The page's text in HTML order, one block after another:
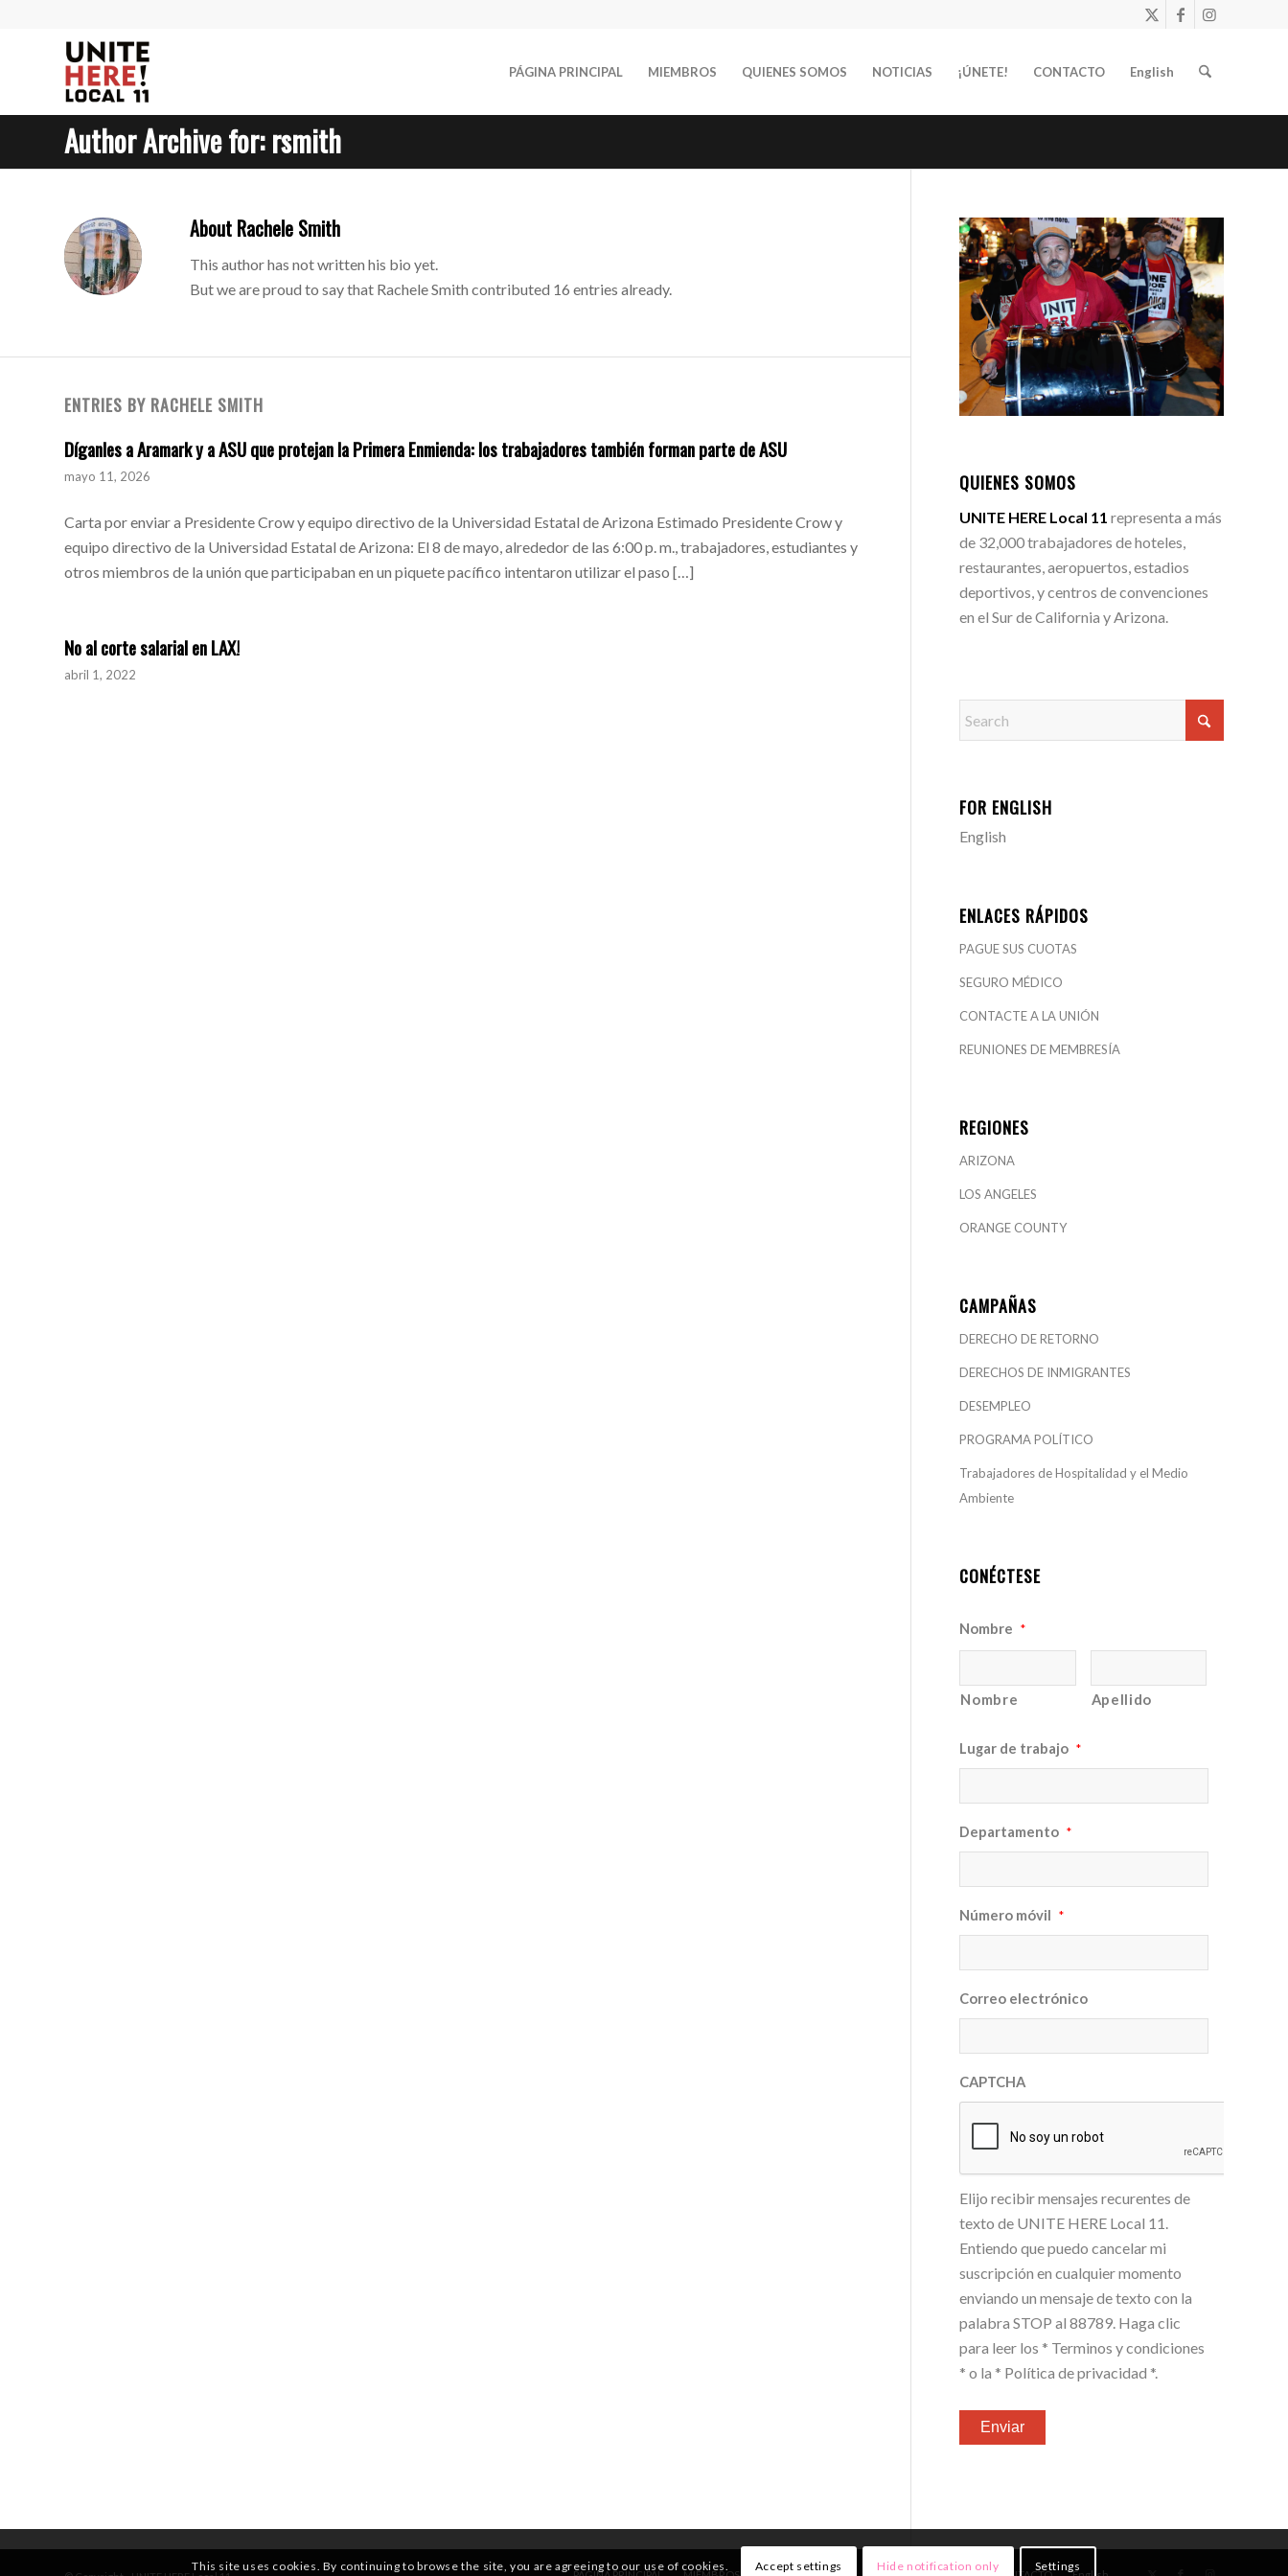
PÁGINA PRINCIPAL MIEMBROS QUIENES SOMOS NOTICIAS ¡ÚNETE! CONTACTO English
Author Archive for: rsmith
About Rachele Smith
This author has not written his bio yet.
But we are proud to say that Rachele Smith contributed 16 entries already.
ENTRIES BY RACHELE SMITH
Díganles a Aramark y a ASU que protejan la Primera Enmienda: los trabajadores también forman parte de ASU
mayo 11, 2026
Carta por enviar a Presidente Crow y equipo directivo de la Universidad Estatal de Arizona Estimado Presidente Crow y
equipo directivo de la Universidad Estatal de Arizona: El 8 de mayo, alrededor de las 6:00 p. m., trabajadores, estudiantes y
otros miembros de la unión que participaban en un piquete pacífico intentaron utilizar el paso […]
No al corte salarial en LAX!
abril 1, 2022
QUIENES SOMOS
UNITE HERE Local 11 representa a más
de 32,000 trabajadores de hoteles,
restaurantes, aeropuertos, estadios
deportivos, y centros de convenciones
en el Sur de California y Arizona.
FOR ENGLISH
English
ENLACES RÁPIDOS
PAGUE SUS CUOTAS
SEGURO MÉDICO
CONTACTE A LA UNIÓN
REUNIONES DE MEMBRESÍA
REGIONES
ARIZONA
LOS ANGELES
ORANGE COUNTY
CAMPAÑAS
DERECHO DE RETORNO
DERECHOS DE INMIGRANTES
DESEMPLEO
PROGRAMA POLÍTICO
Trabajadores de Hospitalidad y el Medio
Ambiente
CONÉCTESE
Nombre *
Nombre Apellido
Lugar de trabajo *
Departamento *
Número móvil *
Correo electrónico
CAPTCHA
Elijo recibir mensajes recurentes de
texto de UNITE HERE Local 11.
Entiendo que puedo cancelar mi
suscripción en cualquier momento
enviando un mensaje de texto con la
palabra STOP al 88789. Haga clic
para leer los * Terminos y condiciones
* o la * Política de privacidad *.
This site uses cookies. By continuing to browse the site, you are agreeing to our use of cookies. Accept settings Hide notification only Settings